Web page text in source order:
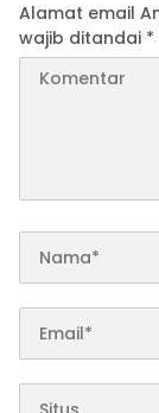
Alamat email
wajib ditandai *